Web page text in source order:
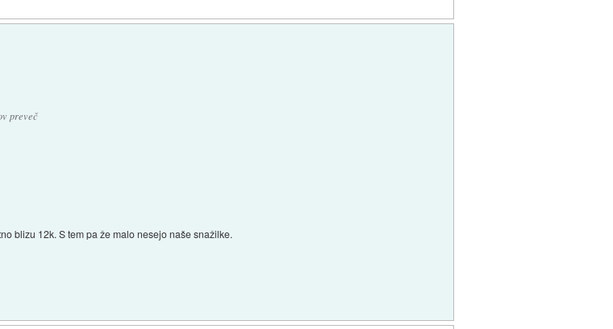
preveč
blizu 12k. S tem pa že malo nesejo naše snažilke.